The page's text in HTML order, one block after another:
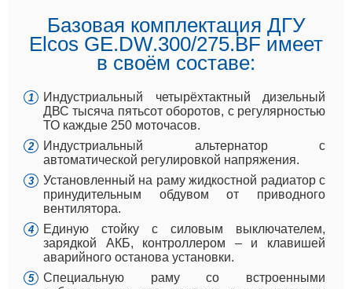
Базовая комплектация ДГУ
Elcos GE.DW.300/275.BF имеет
в своём составе:
Индустриальный четырёхтактный дизельный
ДВС тысяча пятьсот оборотов, с регулярностью
ТО каждые 250 моточасов.
Индустриальный альтернатор с
автоматической регулировкой напряжения.
Установленный на раму жидкостной радиатор с
принудительным обдувом от приводного
вентилятора.
Единую стойку с силовым выключателем,
зарядкой АКБ, контроллером – и клавишей
аварийного останова установки.
Специальную раму со встроенными